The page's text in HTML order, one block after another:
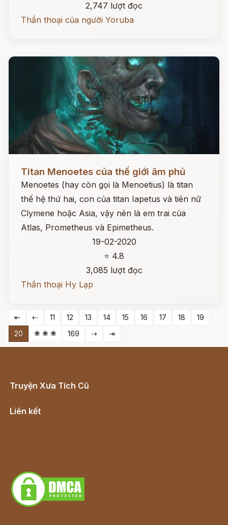
2,747 lượt đọc
Thần thoại của người Yoruba
Titan Menoetes của thế giới âm phủ
Menoetes (hay còn gọi là Menoetius) là titan
thế hệ thứ hai, con của titan Iapetus và tiên nữ
Clymene hoặc Asia, vậy nên là em trai của
Atlas, Prometheus và Epimetheus.
19-02-2020
⭐ 4.8
3,085 lượt đọc
Thần thoại Hy Lạp
⇤ ⇠ 11 12 13 14 15 16 17 18
19
20
❀ ❀ ❀ 169 ⇢ ⇥
Truyện Xưa Tích Cũ
Liên kết